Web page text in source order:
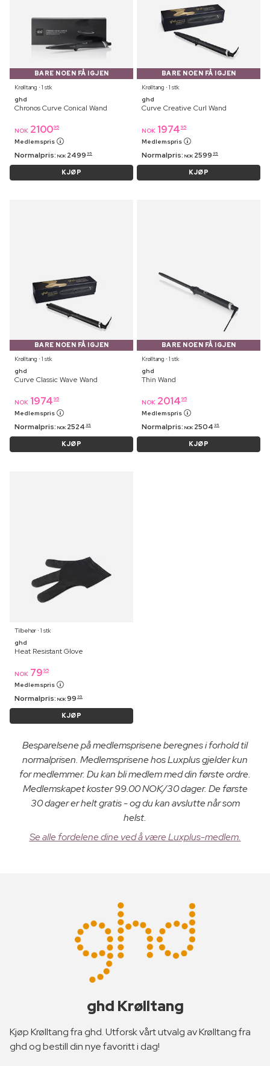
BARE NOEN FÅ IGJEN
Krølltang ⋅ 1 stk
ghd
Chronos Curve Conical Wand
NOK 210095
Medlemspris
Normalpris: NOK 2499 95
KJØP
BARE NOEN FÅ IGJEN
Krølltang ⋅ 1 stk
ghd
Curve Creative Curl Wand
NOK 1974 95
Medlemspris
Normalpris: NOK 2599 95
KJØP
BARE NOEN FÅ IGJEN
Krølltang ⋅ 1 stk
ghd
Curve Classic Wave Wand
NOK 1974 95
Medlemspris
Normalpris: NOK 2524 95
KJØP
BARE NOEN FÅ IGJEN
Krølltang ⋅ 1 stk
ghd
Thin Wand
NOK 2014 95
Medlemspris
Normalpris: NOK 2504 95
KJØP
Tilbehør ⋅ 1 stk
ghd
Heat Resistant Glove
NOK 79 95
Medlemspris
Normalpris: NOK 99 95
KJØP
Besparelsene på medlemsprisene beregnes i forhold til
normalprisen. Medlemsprisene hos Luxplus gjelder kun
for medlemmer. Du kan bli medlem med din første ordre.
Medlemskapet koster 99.00 NOK/30 dager. De første
30 dager er helt gratis - og du kan avslutte når som
helst.
Se alle fordelene dine ved å være Luxplus-medlem.
ghd Krølltang
Kjøp Krølltang fra ghd. Utforsk vårt utvalg av Krølltang fra
ghd og bestill din nye favoritt i dag!